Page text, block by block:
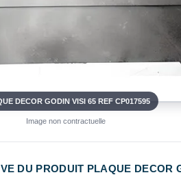
DECOR GODIN VISI 65 REF CP017595
Image non contractuelle
DU PRODUIT PLAQUE DECOR